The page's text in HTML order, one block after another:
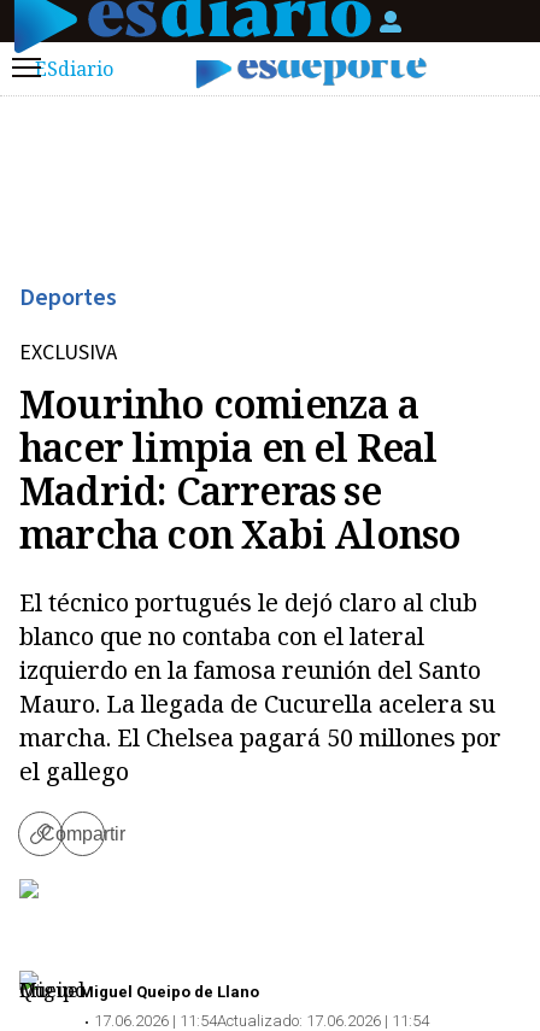
Menú
ESdiario
Deportes
EXCLUSIVA
Mourinho comienza a
hacer limpia en el Real
Madrid: Carreras se
marcha con Xabi Alonso
El técnico portugués le dejó claro al club
blanco que no contaba con el lateral
izquierdo en la famosa reunión del Santo
Mauro. La llegada de Cucurella acelera su
marcha. El Chelsea pagará 50 millones por
el gallego
Copiar
Compartir
Copiar
Miguel Queipo de Llano
17.06.2026 | 11:54Actualizado: 17.06.2026 | 11:54